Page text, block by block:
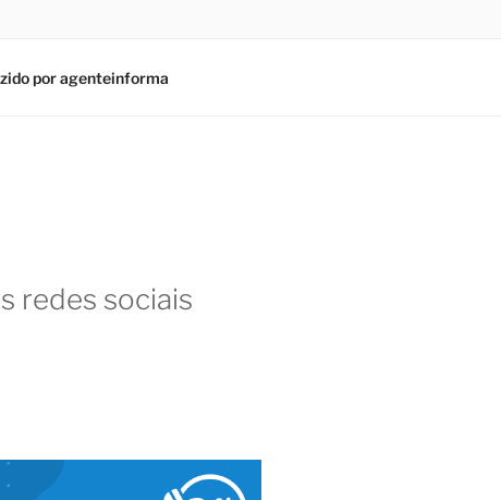
por agenteinforma
redes sociais